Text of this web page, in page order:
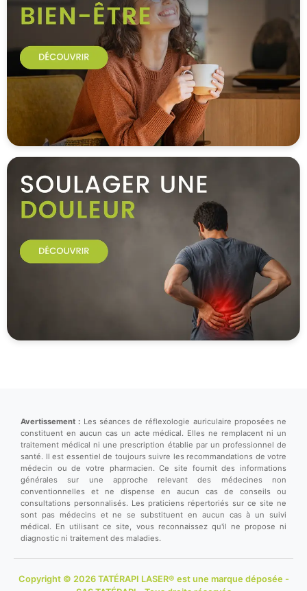
Avertissement : Les séances de réflexologie auriculaire proposées ne
constituent en aucun cas un acte médical. Elles ne remplacent ni un
traitement médical ni une prescription établie par un professionnel de
santé. Il est essentiel de toujours suivre les recommandations de votre
médecin ou de votre pharmacien. Ce site fournit des informations
générales sur une approche relevant des médecines non
conventionnelles et ne dispense en aucun cas de conseils ou
consultations personnalisés. Les praticiens répertoriés sur ce site ne
sont pas médecins et ne se substituent en aucun cas à un suivi
médical. En utilisant ce site, vous reconnaissez qu'il ne propose ni
diagnostic ni traitement des maladies.
Copyright © 2026 TATÉRAPI LASER® est une marque déposée -